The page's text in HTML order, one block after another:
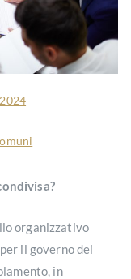
organizzativo
il governo dei
in